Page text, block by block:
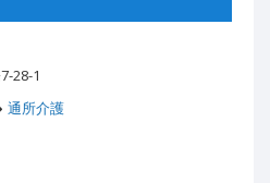
28-1
通所介護